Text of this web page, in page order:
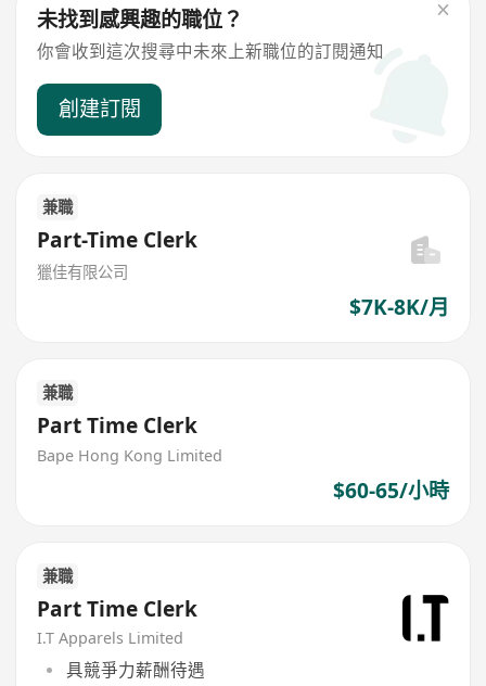
未找到感興趣的職位？
你會收到這次搜尋中未來上新職位的訂閱通知
創建訂閱
兼職
Part-Time Clerk
獵佳有限公司
$7K-8K/月
兼職
Part Time Clerk
Bape Hong Kong Limited
$60-65/小時
兼職
Part Time Clerk
I.T Apparels Limited
具競爭力薪酬待遇